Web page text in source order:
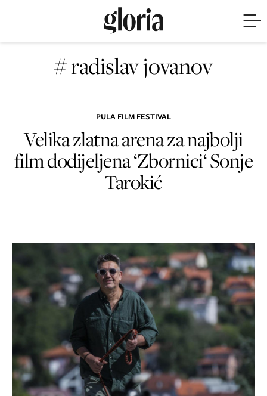
# radislav jovanov
PULA FILM FESTIVAL
Velika zlatna arena za najbolji
film dodijeljena ‘Zbornici‘ Sonje
Tarokić